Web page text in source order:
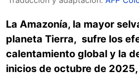
La Amazonía, la mayor
planeta Tierra, sufre los
calentamiento global y la
inicios de octubre de